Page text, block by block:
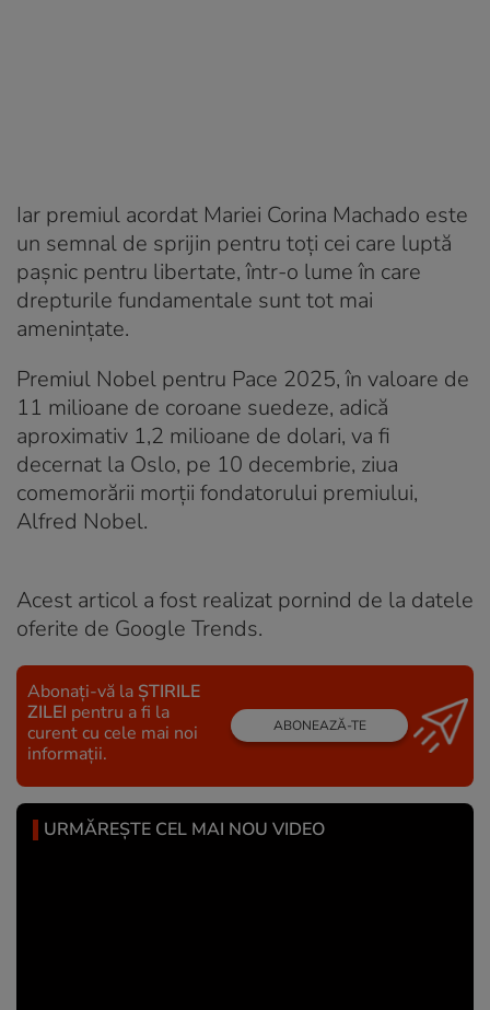
Iar premiul acordat Mariei Corina Machado este
un semnal de sprijin pentru toți cei care luptă
pașnic pentru libertate, într-o lume în care
drepturile fundamentale sunt tot mai
amenințate.
Premiul Nobel pentru Pace 2025, în valoare de
11 milioane de coroane suedeze, adică
aproximativ 1,2 milioane de dolari, va fi
decernat la Oslo, pe 10 decembrie, ziua
comemorării morții fondatorului premiului,
Alfred Nobel.
Acest articol a fost realizat pornind de la datele
oferite de Google Trends.
Abonați-vă la ȘTIRILE
ZILEI pentru a fi la
curent cu cele mai noi
informații.
ABONEAZĂ-TE
URMĂREȘTE CEL MAI NOU VIDEO